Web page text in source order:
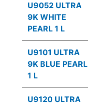
U9052 ULTRA
9K WHITE
PEARL 1 L
U9101 ULTRA
9K BLUE PEARL
1 L
U9120 ULTRA